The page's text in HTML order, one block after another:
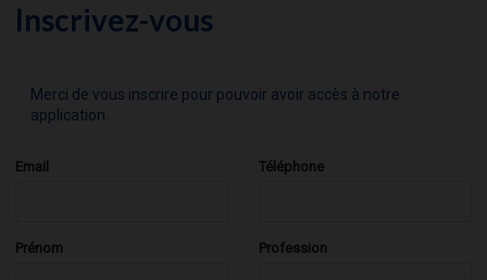
Inscrivez-vous
Merci de vous inscrire pour pouvoir avoir accès à notre
application.
Email
Prénom
Téléphone
Profession